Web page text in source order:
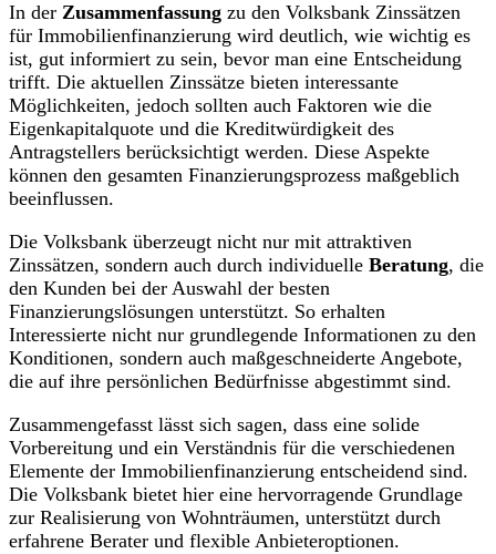
In der Zusammenfassung zu den Volksbank Zinssätzen
für Immobilienfinanzierung wird deutlich, wie wichtig es
ist, gut informiert zu sein, bevor man eine Entscheidung
trifft. Die aktuellen Zinssätze bieten interessante
Möglichkeiten, jedoch sollten auch Faktoren wie die
Eigenkapitalquote und die Kreditwürdigkeit des
Antragstellers berücksichtigt werden. Diese Aspekte
können den gesamten Finanzierungsprozess maßgeblich
beeinflussen.
Die Volksbank überzeugt nicht nur mit attraktiven
Zinssätzen, sondern auch durch individuelle Beratung, die
den Kunden bei der Auswahl der besten
Finanzierungslösungen unterstützt. So erhalten
Interessierte nicht nur grundlegende Informationen zu den
Konditionen, sondern auch maßgeschneiderte Angebote,
die auf ihre persönlichen Bedürfnisse abgestimmt sind.
Zusammengefasst lässt sich sagen, dass eine solide
Vorbereitung und ein Verständnis für die verschiedenen
Elemente der Immobilienfinanzierung entscheidend sind.
Die Volksbank bietet hier eine hervorragende Grundlage
zur Realisierung von Wohnträumen, unterstützt durch
erfahrene Berater und flexible Anbieteroptionen.